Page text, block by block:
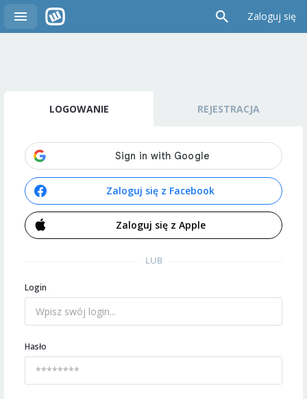
Zaloguj się
LOGOWANIE REJESTRACJA
Zaloguj się z Facebook
Zaloguj się z Apple
LUB
Login
Hasło